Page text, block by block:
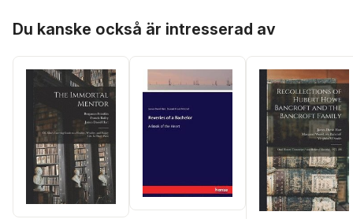
Du kanske också är intresserad av